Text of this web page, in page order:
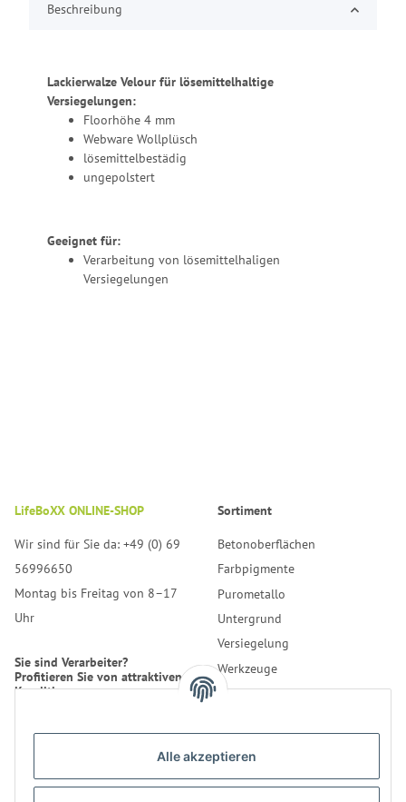
Alle akzeptieren
Beschreibung
Lackierwalze Velour für lösemittelhaltige
Versiegelungen:
Floorhöhe 4 mm
Webware Wollplüsch
lösemittelbestädig
ungepolstert
Geeignet für:
Verarbeitung von lösemittelhaligen
Versiegelungen
LifeBoXX ONLINE-SHOP
Wir sind für Sie da: +49 (0) 69
56996650
Montag bis Freitag von 8–17
Uhr
Sie sind Verarbeiter?
Profitieren Sie von attraktiven
Konditionen.
USt., zzgl.Versand
Sortiment
Betonoberflächen
Farbpigmente
Purometallo
Untergrund
Versiegelung
Werkzeuge
Reinigung